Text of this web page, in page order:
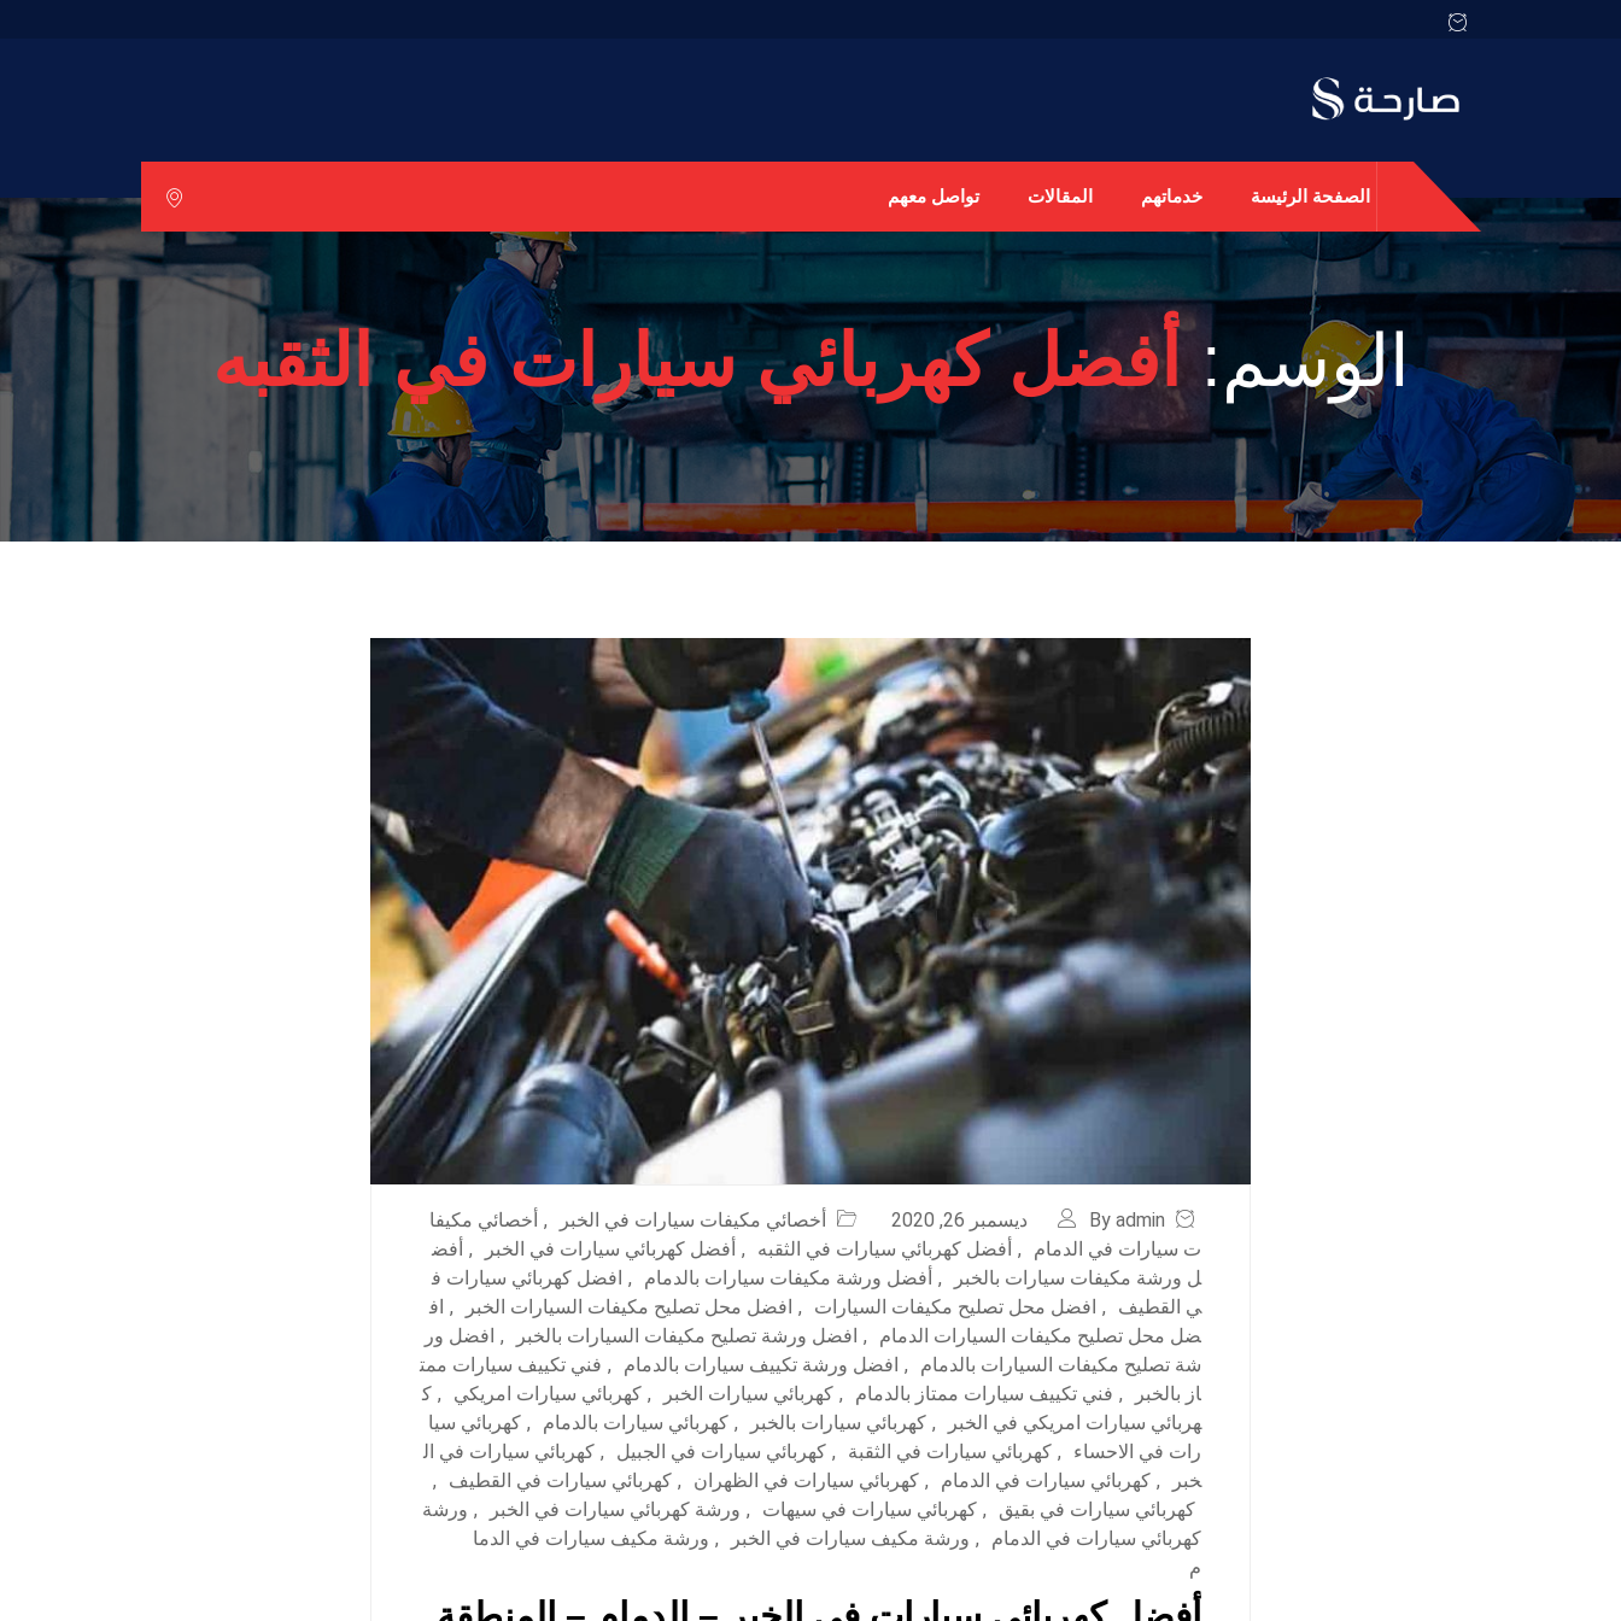
الصفحة الرئيسة خدماتهم المقالات تواصل معهم
الوسم: أفضل كهربائي سيارات في الثقبه
By admin ديسمبر 26, 2020 أخصائي مكيفات سيارات في الخبر , أخصائي مكيفا
ت سيارات في الدمام
, أفضل كهربائي سيارات في الثقبه , أفضل كهربائي سيارات في الخبر , أفض
ل ورشة مكيفات سيارات بالخبر
, أفضل ورشة مكيفات سيارات بالدمام , افضل كهربائي سيارات ف
ي القطيف
, افضل محل تصليح مكيفات السيارات , افضل محل تصليح مكيفات السيارات الخبر , اف
ضل محل تصليح مكيفات السيارات الدمام
, افضل ورشة تصليح مكيفات السيارات بالخبر , افضل ور
شة تصليح مكيفات السيارات بالدمام
, افضل ورشة تكييف سيارات بالدمام , فني تكييف سيارات ممت
از بالخبر
, فني تكييف سيارات ممتاز بالدمام , كهربائي سيارات الخبر , كهربائي سيارات امريكي , ك
هربائي سيارات امريكي في الخبر
, كهربائي سيارات بالخبر , كهربائي سيارات بالدمام , كهربائي سيا
رات في الاحساء
, كهربائي سيارات في الثقبة , كهربائي سيارات في الجبيل , كهربائي سيارات في ال
خبر
, كهربائي سيارات في الدمام , كهربائي سيارات في الظهران , كهربائي سيارات في القطيف
,
كهربائي سيارات في بقيق
, كهربائي سيارات في سيهات , ورشة كهربائي سيارات في الخبر , ورشة
كهربائي سيارات في الدمام
, ورشة مكيف سيارات في الخبر , ورشة مكيف سيارات في الدما
م